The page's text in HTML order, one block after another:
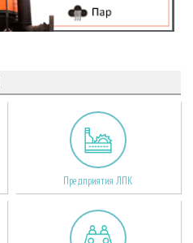
Предприятия ЛПК